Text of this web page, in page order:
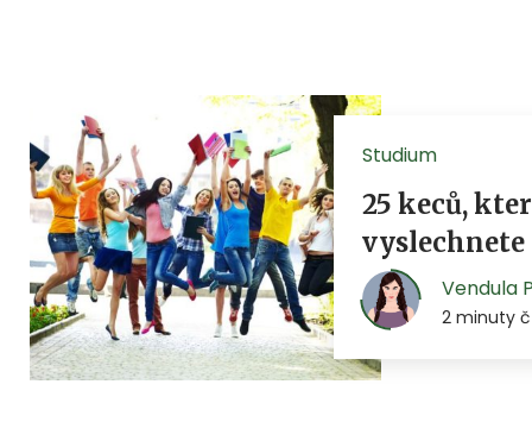
Studium
25 keců,
vyslechnete
Vendula
2 minuty